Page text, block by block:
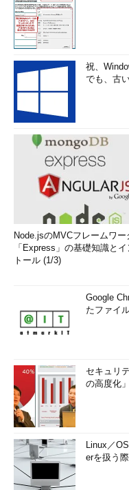
祝、
でも、古
Node.jsのMVCフレームワー
「Express」の基礎知識とイ
トール (1/3)
Google
たファイ
セキュリ
の高度化
Linux／
erを扱う